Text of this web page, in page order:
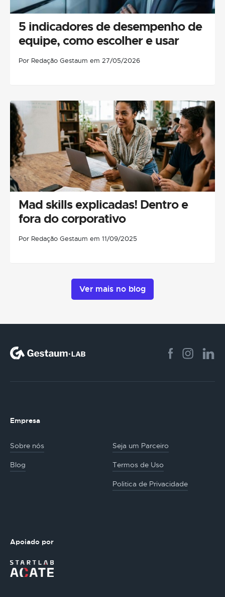
5 indicadores de desempenho de
equipe, como escolher e usar
Por Redação Gestaum em 27/05/2026
Mad skills explicadas! Dentro e
fora do corporativo
Por Redação Gestaum em 11/09/2025
Ver mais no blog
Empresa
Sobre nós Seja um Parceiro
Blog Termos de Uso
Politica de Privacidade
Apoiado por